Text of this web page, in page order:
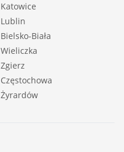
Katowice
Lublin
Bielsko-Biała
Wieliczka
Zgierz
Częstochowa
Żyrardów